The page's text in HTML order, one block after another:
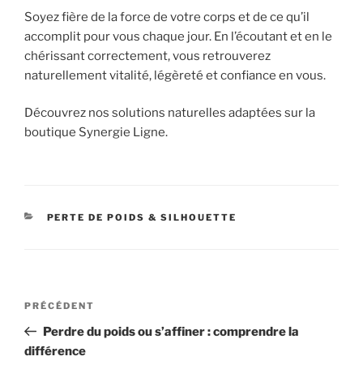
Soyez fière de la force de votre corps et de ce qu’il
accomplit pour vous chaque jour. En l’écoutant et en le
chérissant correctement, vous retrouverez
naturellement vitalité, légèreté et confiance en vous.
Découvrez nos solutions naturelles adaptées sur la
boutique Synergie Ligne.
CATÉGORIES
PERTE DE POIDS & SILHOUETTE
Navigation
l’article
Article
précédent
PRÉCÉDENT
Perdre du poids ou s’affiner : comprendre la
différence